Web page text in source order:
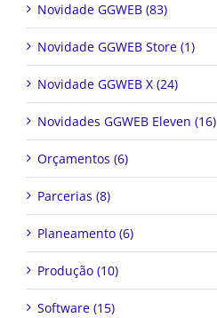
Novidade GGWEB (83)
Novidade GGWEB Store (1)
Novidade GGWEB X (24)
Novidades GGWEB Eleven (16)
Orçamentos (6)
Parcerias (8)
Planeamento (6)
Produção (10)
Software (15)